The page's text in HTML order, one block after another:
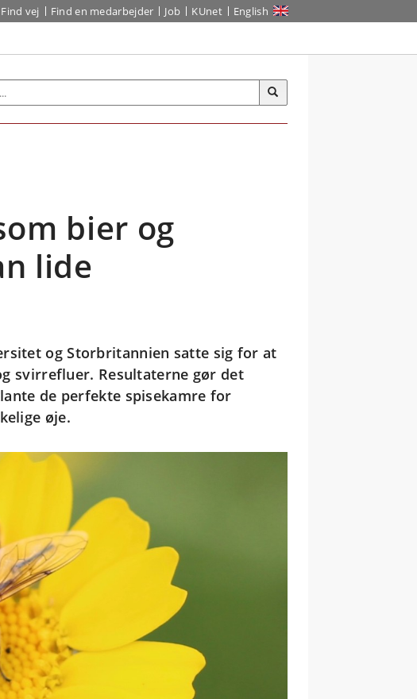
Find vej Find en medarbejder Job KUnet English
bier og
lide
og Storbritannien satte sig for at
svirrefluer. Resultaterne gør det
de perfekte spisekamre for
øje.